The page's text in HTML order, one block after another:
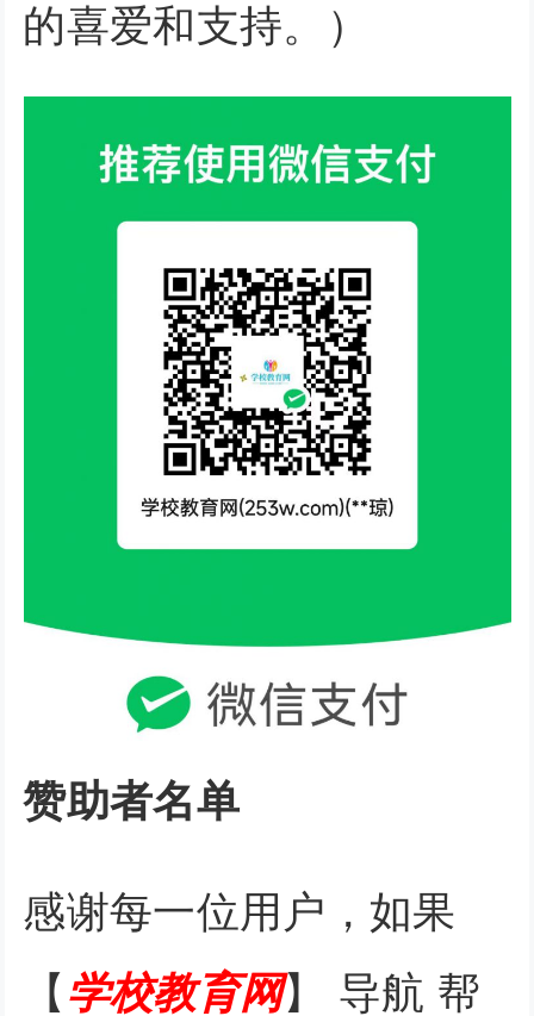
的喜爱和支持。）
赞助者名单
感谢每一位用户，如果
【 学校教育网】 导航 帮